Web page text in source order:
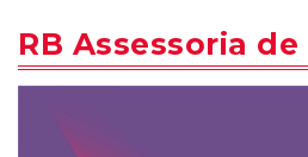
RB Assessoria